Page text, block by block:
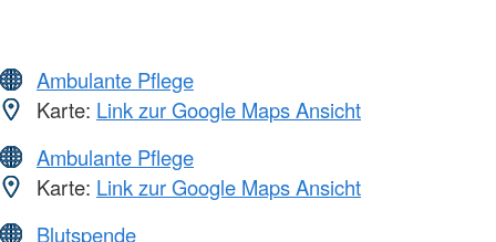
Ambulante Pflege
Karte: Link zur Google Maps Ansicht
Ambulante Pflege
Karte: Link zur Google Maps Ansicht
Blutspende